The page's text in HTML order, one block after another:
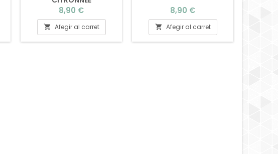
Preu
8,90 €
 Afegir al carret
Preu
8,90 €
 Afegir al carret